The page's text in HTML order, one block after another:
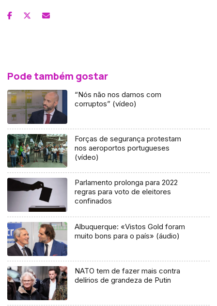
Pode também gostar
“Nós não nos damos com
corruptos” (vídeo)
Forças de segurança protestam
nos aeroportos portugueses
(vídeo)
Parlamento prolonga para 2022
regras para voto de eleitores
confinados
Albuquerque: «Vistos Gold foram
muito bons para o país» (áudio)
NATO tem de fazer mais contra
delírios de grandeza de Putin